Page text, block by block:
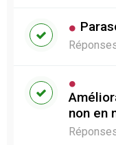
non en